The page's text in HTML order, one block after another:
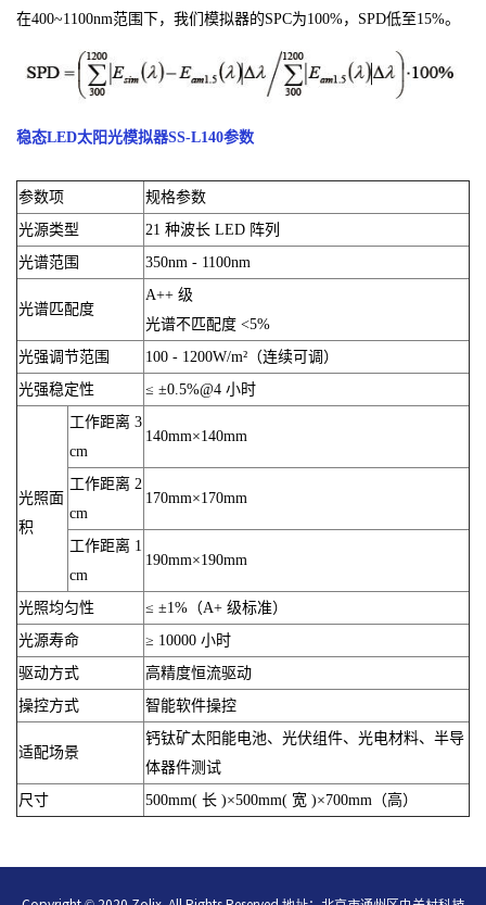
在400~1100nm范围下，我们模拟器的SPC为100%，SPD低至15%。
稳态LED太阳光模拟器SS-L140参数
参数项
规格参数
光源类型
21 种波长 LED 阵列
光谱范围
350nm - 1100nm
光谱匹配度
A++ 级
光谱不匹配度 <5%
光强调节范围
100 - 1200W/m²（连续可调）
光强稳定性
≤ ±0.5%@4 小时
光照面
积
工作距离 3
cm
140mm×140mm
工作距离 2
cm
170mm×170mm
工作距离 1
cm
190mm×190mm
光照均匀性
≤ ±1%（A+ 级标准）
光源寿命
≥ 10000 小时
驱动方式
高精度恒流驱动
操控方式
智能软件操控
适配场景
钙钛矿太阳能电池、光伏组件、光电材料、半导
体器件测试
尺寸
500mm( 长 )×500mm( 宽 )×700mm（高）